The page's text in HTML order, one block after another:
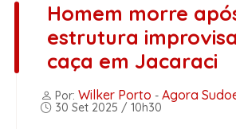
Homem morre
estrutura
caça em Jacaraci
Por: Wilker Porto - Agora
30 Set 2025 / 10h30